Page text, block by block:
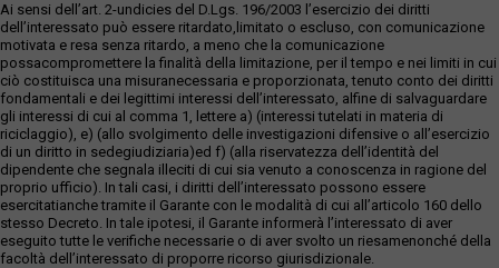
Ai sensi dell’art. 2-undicies del D.Lgs. 196/2003 l’esercizio dei diritti
dell’interessato può essere ritardato,limitato o escluso, con comunicazione
motivata e resa senza ritardo, a meno che la comunicazione
possacompromettere la finalità della limitazione, per il tempo e nei limiti in cui
ciò costituisca una misuranecessaria e proporzionata, tenuto conto dei diritti
fondamentali e dei legittimi interessi dell’interessato, alfine di salvaguardare
gli interessi di cui al comma 1, lettere a) (interessi tutelati in materia di
riciclaggio), e) (allo svolgimento delle investigazioni difensive o all’esercizio
di un diritto in sedegiudiziaria)ed f) (alla riservatezza dell’identità del
dipendente che segnala illeciti di cui sia venuto a conoscenza in ragione del
proprio ufficio). In tali casi, i diritti dell’interessato possono essere
esercitatianche tramite il Garante con le modalità di cui all’articolo 160 dello
stesso Decreto. In tale ipotesi, il Garante informerà l’interessato di aver
eseguito tutte le verifiche necessarie o di aver svolto un riesamenonché della
facoltà dell’interessato di proporre ricorso giurisdizionale.